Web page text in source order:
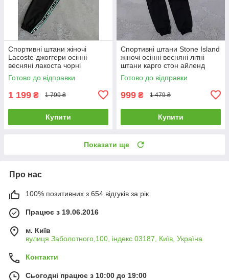
Спортивні штани жіночі
Lacoste джоггери осінні
весняні лакоста чорні
Готово до відправки
1 199 ₴ 1 799 ₴
Купити
Спортивні штани Stone Island
жіночі осінні весняні літні
штани карго стон айленд
чорні
Готово до відправки
999 ₴ 1 479 ₴
Купити
Показати ще
Про нас
100% позитивних з 654 відгуків за рік
Працює з 19.06.2016
м. Київ
вулиця Заболотного,100, індекс 03187, Київ, Україна
Контакти
Сьогодні працює з 10:00 до 19:00